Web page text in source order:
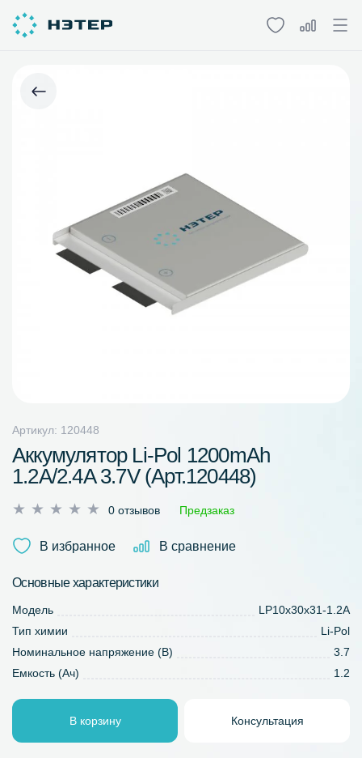
Артикул: 120448
Аккумулятор Li-Pol 1200mAh
1.2A/2.4A 3.7V (Арт.120448)
Оценка
из
0 отзывов Предзаказ
В избранное В сравнение
Основные характеристики
Модель
LP10x30x31-1.2A
Тип химии
Li-Pol
Номинальное напряжение (В)
3.7
Емкость (Ач)
1.2
В корзину Консультация